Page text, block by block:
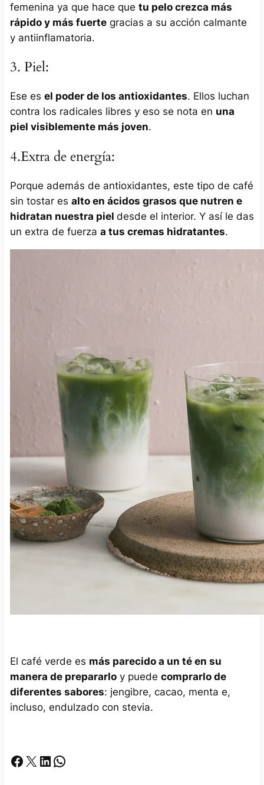
femenina ya que hace que tu pelo crezca más
rápido y más fuertegracias a su acción calmante
y antiinflamatoria.
3. Piel:
Ese es el poder de los antioxidantes. Ellos luchan
contra los radicales libres y eso se nota en una
piel visiblemente más joven.
4.Extra de energía:
Porque además de antioxidantes, este tipo de café
sin tostar es alto en ácidos grasos que nutren e
hidratan nuestra piel desde el interior. Y así le das
un extra de fuerza a tus cremas hidratantes.
El café verde es más parecido a un té en su
manera de prepararloy puede comprarlo de
diferentes sabores: jengibre, cacao, menta e,
incluso, endulzado con stevia.
Facebook X LinkedIn Whatsapp